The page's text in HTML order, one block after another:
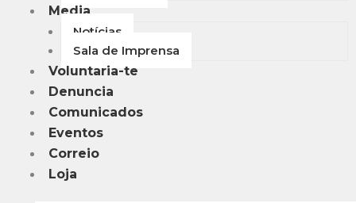
Media
Notícias
Sala de Imprensa
Voluntaria-te
Denuncia
Comunicados
Eventos
Correio
Loja